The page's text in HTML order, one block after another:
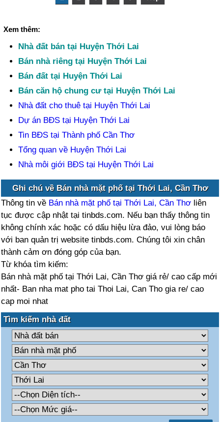
Xem thêm:
Nhà đất bán tại Huyện Thới Lai
Bán nhà riêng tại Huyện Thới Lai
Bán đất tại Huyện Thới Lai
Bán căn hộ chung cư tại Huyện Thới Lai
Nhà đất cho thuê tại Huyện Thới Lai
Dự án BĐS tại Huyện Thới Lai
Tin BĐS tại Thành phố Cần Thơ
Tổng quan về Huyện Thới Lai
Nhà môi giới BĐS tại Huyện Thới Lai
Ghi chú về Bán nhà mặt phố tại Thới Lai, Cần Thơ
Thông tin về Bán nhà mặt phố tại Thới Lai, Cần Thơ liên
tục được cập nhật tại tinbds.com. Nếu bạn thấy thông tin
không chính xác hoặc có dấu hiệu lừa đảo, vui lòng báo
với ban quản trị website tinbds.com. Chúng tôi xin chân
thành cảm ơn đóng góp của bạn.
Từ khóa tìm kiếm:
Bán nhà mặt phố tại Thới Lai, Cần Thơ giá rẻ/ cao cấp mới
nhất- Ban nha mat pho tai Thoi Lai, Can Tho gia re/ cao
cap moi nhat
Tìm kiếm nhà đất